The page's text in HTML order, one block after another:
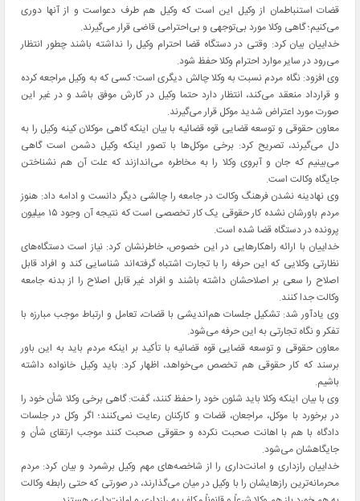
قضات استنباطمان از وکیل این است که وکیل هم طرف دعواست و از آنها دوری
می‌کنیم؛ گاهی وکلا مورد بی‌توجهی و بی‌احترامی قاضی قرار می‌گیرند.
خداییان بیان کرد: وقتی در دستگاه قضا احترام وکیل را نداشته باشند چطور انتظار
می‌رود در سایر موارد احترام وکلا حفظ شود.
وی افزود: نگاه مردم نسبت به وکلا چالش دیگری است؛ کسی که به وکیل مراجعه کرده
و قرارداد منعقد می‌کند، انتظار دارد حتما وکیل در کارش موفق باشد و در غیر این
صورت مورد اعتراض شدید موکل قرار می‌گیرند.
معاون حقوقی و توسعه قضایی قوه قضائیه با بیان اینکه گاهی موکلان کینه وکیل را به
دل می‌گیرند، تصریح کرد: برخی موکل‌ها با تصور اینکه وکیل دشمن است گاهی
می‌بینیم که جان و آبروی وکلا را به مخاطره می‌اندازند که علت آن هم نشناختن
جایگاه وکالت است.
وی نهادینه نشدن فرهنگ وکالت در جامعه را چالشی دیگر دانست و ادامه داد: هنوز
مردم باورشان نشده کار حقوقی یک کار تخصصی است که نتیجه آن وجود ۱۵ میلیون
پرونده در دستگاه قضا شده است.
خداییان با ارائه راهکارهایی در این خصوص، خاطرنشان کرد: نیاز است دستگاه‌های
نظارتی وکلایی که این حرفه را با تجارت اشتباه گرفته‌اند شناسایی کند و افراد قابل
اصلاح را سعی بر اصلاحشان داشته باشند و افراد غیر قابل اصلاح را از بدنه جامعه
وکالت جدا کنند.
وی یادآور شد: تشکیل جلسات هم‌اندیشی با قضات، تعامل و ارتباط موجب مبارزه با
تفکر و نگاه تجارتی به این حرفه می‌شود.
معاون حقوقی و توسعه قضایی قوه قضائیه با تأکید بر اینکه مردم باید به این باور
برسند که کار حقوقی هم تخصص می‌خواهد، اظهار کرد: باید وکیل خانواده داشته
باشیم.
وی با بیان اینکه وکلا باید شئون خود را حفظ کنند، گفت: گاهی برخی وکلا شأن خود را
در برخورد با موکل، مراجعان، قضات و کارکنان رعایت نمی‌کنند؛ اگر وکل در جلسات
دادگاه با هم با اهانت صحبت نکرده و حقوقی صحبت کنند موجب ارتقای شأن و
جایگاهشان می‌شود.
خداییان رازداری و امانت‌داری را از شاخصه‌های مهم وکیل برشمرد و بیان کرد: مردم
محرمانه‌ترین رازهایشان را با وکیل در میان می‌گذارند، در صورتی که حتی رابطه وکالت